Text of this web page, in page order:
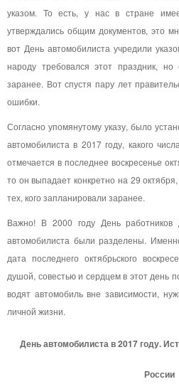
указом. То есть, у нас в стране
утверждались общим документов, это
вот День автомобилиста учредили
народу требовался этот праздник, но
заранее. Вот спустя пару лет
ошибки.
Согласно упомянутому указу, было
автомобилиста в 2017 году, какого
отмечается в последнее воскресенье
то он выпадает конкретно на 29
тех, кого запланировали заранее.
Важно! В 2000 году День работников
автомобилиста были разделены.
дата последнего октябрьского
душой, совестью и сердцем в этот день
водят автомобиль вне зависимости,
личной жизни.
День автомобилиста в 2017 году.
России